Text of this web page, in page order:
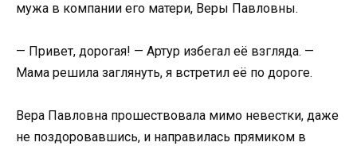
мужа в компании его матери, Веры Павловны.
— Привет, дорогая! — Артур избегал её взгляда. —
Мама решила заглянуть, я встретил её по дороге.
Вера Павловна прошествовала мимо невестки, даже
не поздоровавшись, и направилась прямиком в